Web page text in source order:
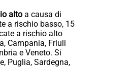
alto a causa di
a rischio basso, 15
a rischio alto
Campania, Friuli
e Veneto. Si
Puglia, Sardegna,